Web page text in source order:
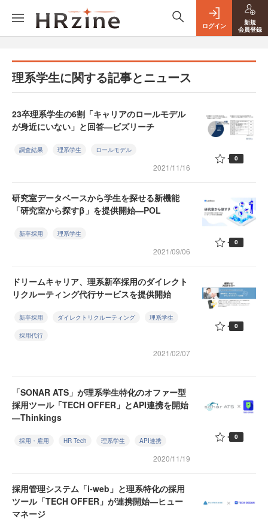
ログイン
新規
会員登録
理系学生に関する記事とニュース
23卒理系学生の6割「キャリアのロールモデル
が身近にいない」と回答―ビズリーチ
調査結果 理系学生 ロールモデル
2021/11/16
0
研究室データベースから学生を探せる新機能
「研究室から探すβ」を提供開始―POL
新卒採用 理系学生
2021/09/06
0
ドリームキャリア、理系新卒採用のダイレクト
リクルーティング代行サービスを提供開始
新卒採用 ダイレクトリクルーティング 理系学生
採用代行
2021/02/07
0
「SONAR ATS」が理系学生特化のオファー型
採用ツール「TECH OFFER」とAPI連携を開始
―Thinkings
採用・雇用 HR Tech 理系学生 API連携
2020/11/19
0
採用管理システム「i-web」と理系特化の採用
ツール「TECH OFFER」が連携開始―ヒュー
マネージ